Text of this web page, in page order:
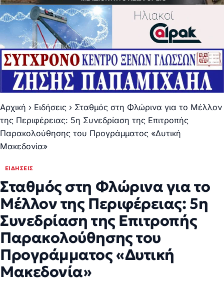
Αρχική › Ειδήσεις › Σταθμός στη Φλώρινα για το Μέλλον
της Περιφέρειας: 5η Συνεδρίαση της Επιτροπής
Παρακολούθησης του Προγράμματος «Δυτική
Μακεδονία»
ΕΙΔΉΣΕΙΣ
Σταθμός στη Φλώρινα για το
Μέλλον της Περιφέρειας: 5η
Συνεδρίαση της Επιτροπής
Παρακολούθησης του
Προγράμματος «Δυτική
Μακεδονία»